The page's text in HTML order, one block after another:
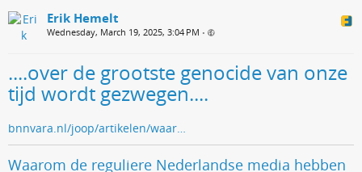
Erik Hemelt
Wednesday, March 19, 2025, 3:04 PM •
....over de grootste genocide van onze
tijd wordt gezwegen....
bnnvara.nl/joop/artikelen/waar…
Waarom de reguliere Nederlandse media hebben